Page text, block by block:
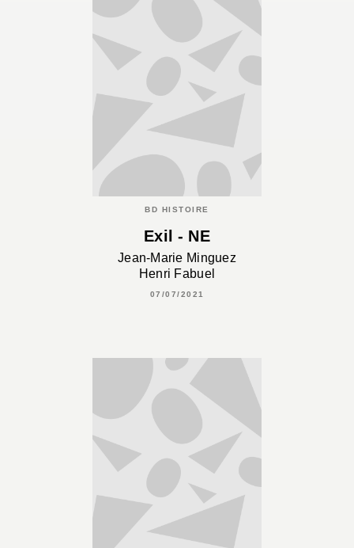
BD HISTOIRE
Exil - NE
Jean-Marie Minguez
Henri Fabuel
07/07/2021